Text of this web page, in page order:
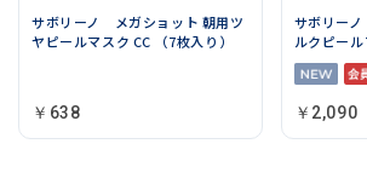
サボリーノ メガショット 朝用ツ
ヤピールマスク CC （7枚入り）
￥638
サボリー
ルクピー
￥2,090